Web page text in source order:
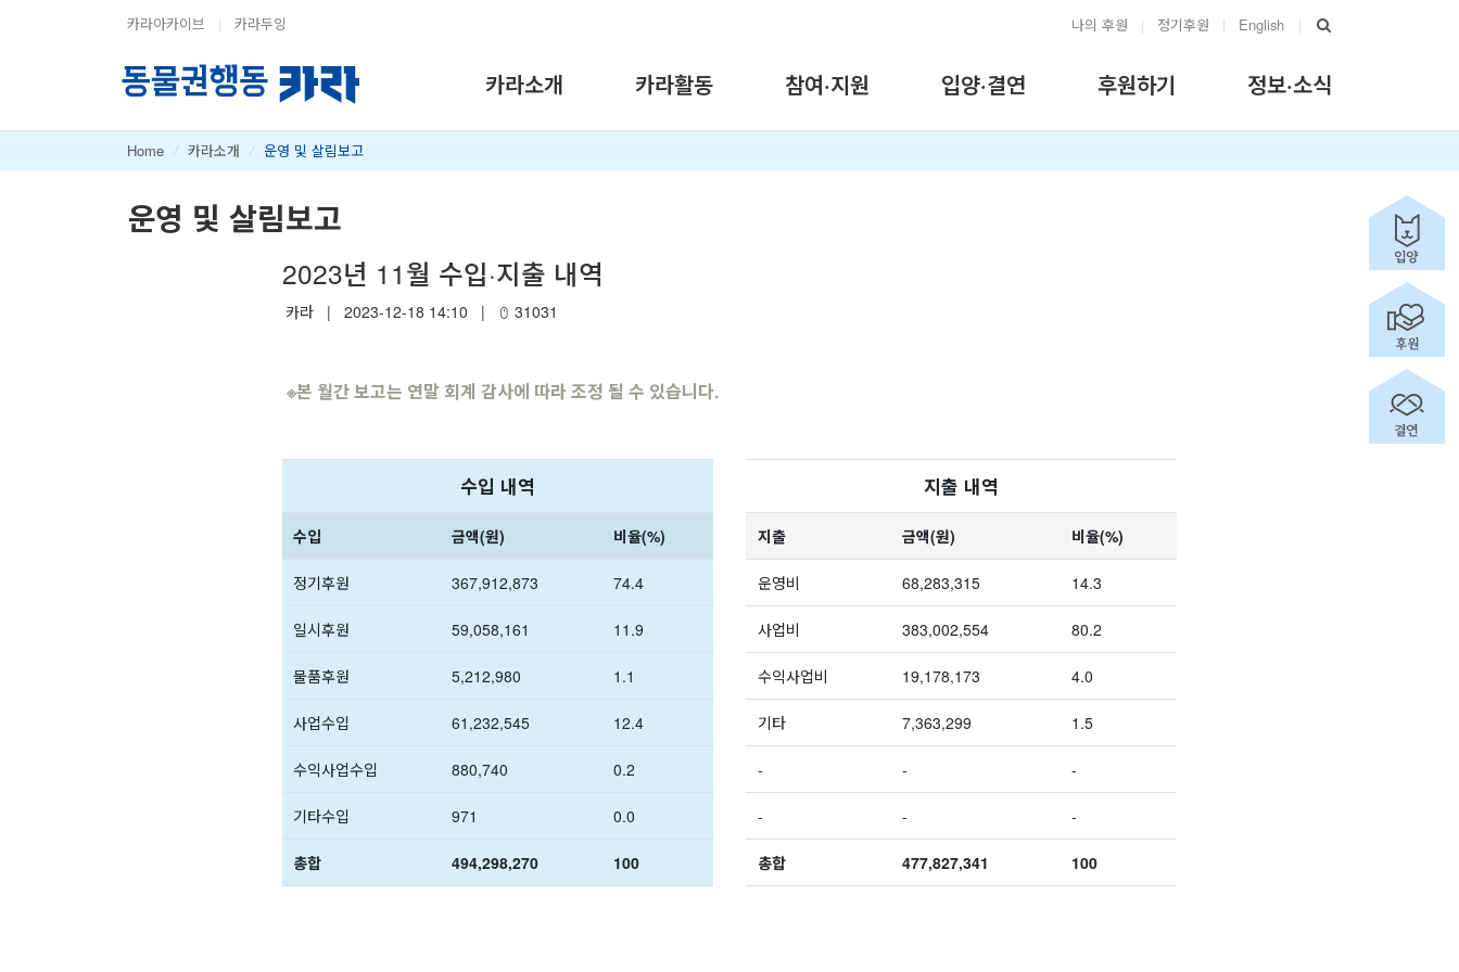
카라아카이브 | 카라두잉 나의 후원 | 정기후원 | English |
카라소개 카라활동 참여·지원 입양·결연 후원하기 정보·소식
Home / 카라소개 / 운영 및 살림보고
운영 및 살림보고
2023년 11월 수입·지출 내역
카라 | 2023-12-18 14:10 | 31031
※본 월간 보고는 연말 회계 감사에 따라 조정 될 수 있습니다.
수입 내역
수입 금액(원) 비율(%)
정기후원 367,912,873 74.4
일시후원 59,058,161 11.9
물품후원 5,212,980 1.1
사업수입 61,232,545 12.4
수익사업수입 880,740 0.2
기타수입 971 0.0
총합 494,298,270 100
지출 내역
지출 금액(원) 비율(%)
운영비 68,283,315 14.3
사업비 383,002,554 80.2
수익사업비 19,178,173 4.0
기타 7,363,299 1.5
- - -
- - -
총합 477,827,341 100